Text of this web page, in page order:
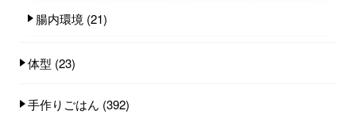
腸内環境 (21)
体型 (23)
手作りごはん (392)